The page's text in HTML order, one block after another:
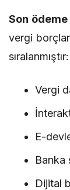
Son ödeme
vergi
sıralanmıştır:
Vergi
E-
Banka
Dijital